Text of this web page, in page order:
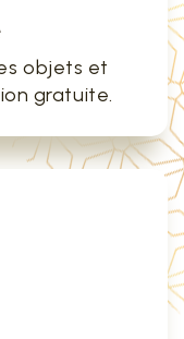
objets et
gratuite.